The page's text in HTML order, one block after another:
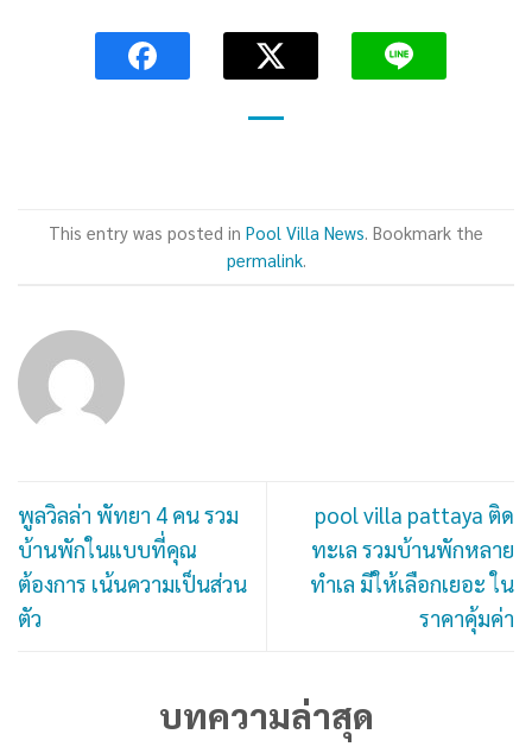
This entry was posted in Pool Villa News. Bookmark the
permalink.
พูลวิลล่า พัทยา 4 คน รวม
บ้านพักในแบบที่คุณ
ต้องการ เน้นความเป็นส่วน
ตัว
pool villa pattaya ติด
ทะเล รวมบ้านพักหลาย
ทำเล มีให้เลือกเยอะ ใน
ราคาคุ้มค่า
บทความล่าสุด